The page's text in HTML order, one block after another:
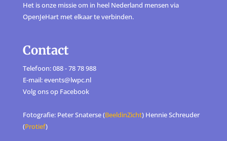
Het is onze missie om in heel Nederland mensen via
OpenJeHart met elkaar te verbinden.
Contact
Telefoon: 088 - 78 78 988
E-mail: events@lwpc.nl
Volg ons op Facebook
Fotografie: Peter Snaterse (BeeldinZicht) Hennie Schreuder
(Protief)